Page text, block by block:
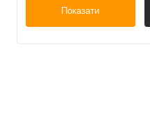
Показати